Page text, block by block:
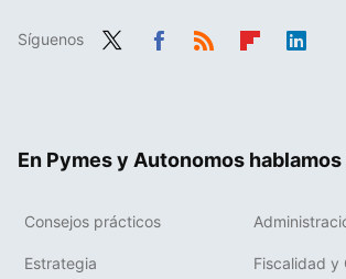
Síguenos
En Pymes y Autonomos hablamos
Consejos prácticos
Estrategia Fiscalidad y